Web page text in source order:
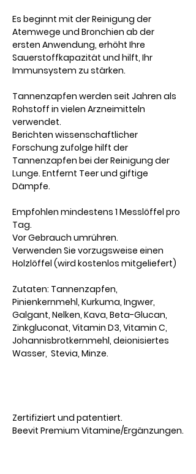
Es beginnt mit der Reinigung der
Atemwege und Bronchien ab der
ersten Anwendung, erhöht Ihre
Sauerstoffkapazität und hilft, Ihr
Immunsystem zu stärken.
Tannenzapfen werden seit Jahren als
Rohstoff in vielen Arzneimitteln
verwendet.
Berichten wissenschaftlicher
Forschung zufolge hilft der
Tannenzapfen bei der Reinigung der
Lunge. Entfernt Teer und giftige
Dämpfe.
Empfohlen mindestens 1 Messlöffel pro
Tag.
Vor Gebrauch umrühren.
Verwenden Sie vorzugsweise einen
Holzlöffel (wird kostenlos mitgeliefert)
Zutaten: Tannenzapfen,
Pinienkernmehl, Kurkuma, Ingwer,
Galgant, Nelken, Kava, Beta-Glucan,
Zinkgluconat, Vitamin D3, Vitamin C,
Johannisbrotkernmehl, deionisiertes
Wasser, Stevia, Minze.
Zertifiziert und patentiert.
Beevit Premium Vitamine/Ergänzungen.